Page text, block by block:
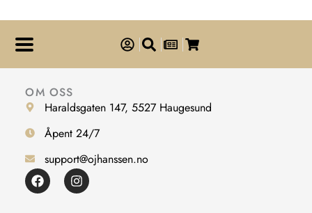
OM OSS
Haraldsgaten 147, 5527 Haugesund
Åpent 24/7
support@ojhanssen.no
F
a
c
I
n
s